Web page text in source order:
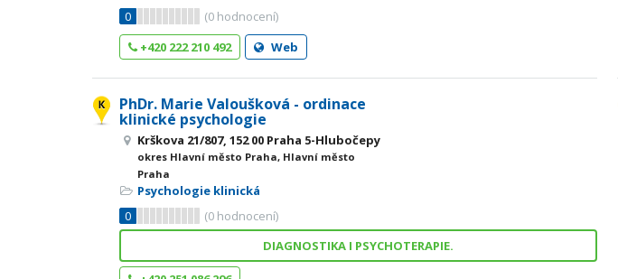
0
(0 hodnocení)
+420 222 210 492
Web
PhDr. Marie Valoušková - ordinace
klinické psychologie
Krškova 21/807, 152 00 Praha 5-Hlubočepy
okres Hlavní město Praha, Hlavní město
Praha
Psychologie klinická
0
(0 hodnocení)
DIAGNOSTIKA I PSYCHOTERAPIE.